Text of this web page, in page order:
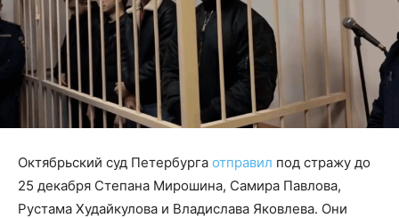
Октябрьский суд Петербурга отправил под стражу до
25 декабря Степана Мирошина, Самира Павлова,
Рустама Худайкулова и Владислава Яковлева. Они